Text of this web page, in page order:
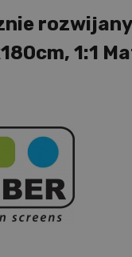
1:1